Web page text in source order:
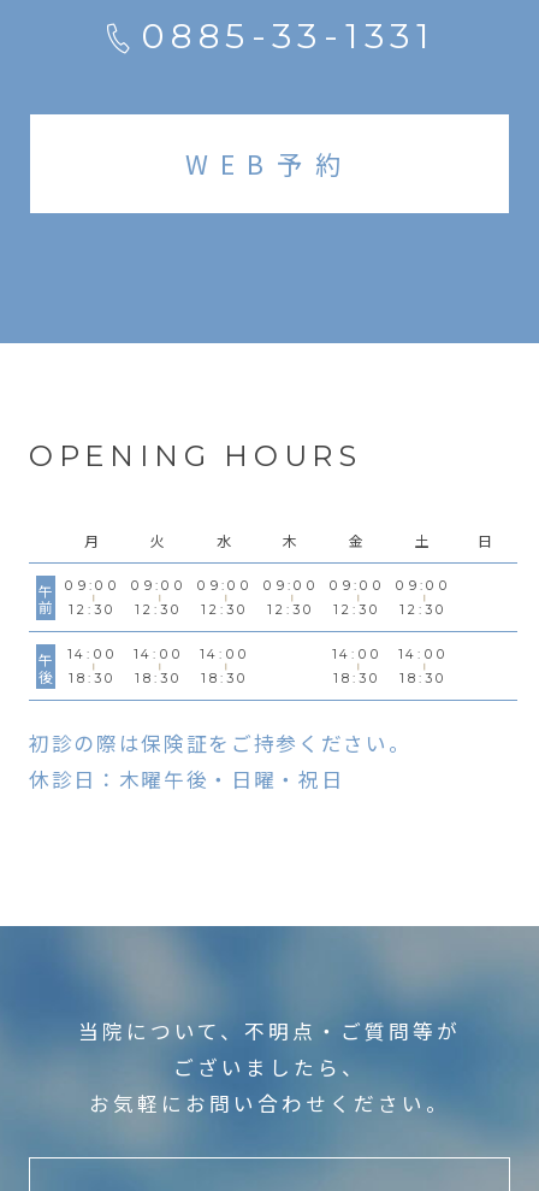
0885-33-1331
WEB予約
OPENING HOURS
月 火 水 木 金 土 日
午前
09:00
12:30
09:00
12:30
09:00
12:30
09:00
12:30
09:00
12:30
09:00
12:30
午後
14:00
18:30
14:00
18:30
14:00
18:30
14:00
18:30
14:00
18:30
初診の際は保険証をご持参ください。
休診日：木曜午後・日曜・祝日
当院について、不明点・ご質問等が
ございましたら、
お気軽にお問い合わせください。